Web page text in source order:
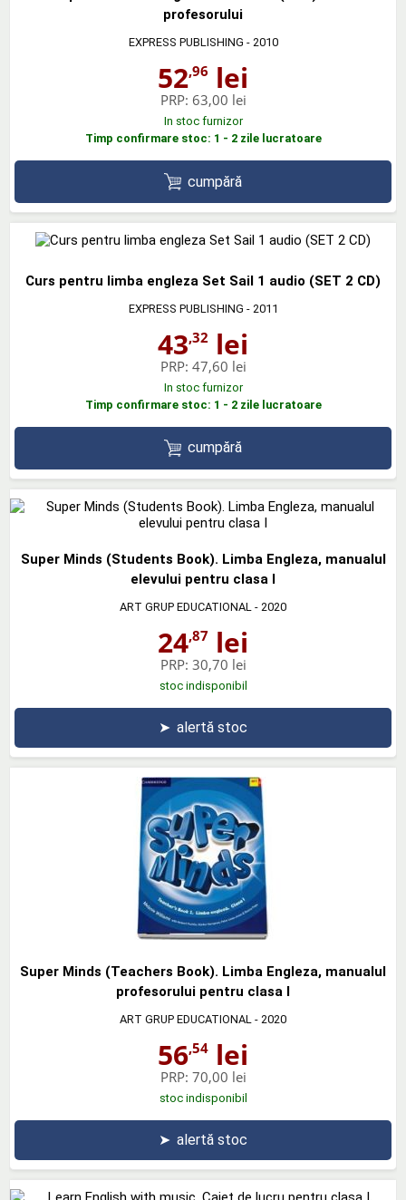
profesorului
EXPRESS PUBLISHING - 2010
52,96 lei
PRP: 63,00 lei
In stoc furnizor
Timp confirmare stoc: 1 - 2 zile lucratoare
cumpără
Curs pentru limba engleza Set Sail 1 audio (SET 2 CD)
EXPRESS PUBLISHING - 2011
43,32 lei
PRP: 47,60 lei
In stoc furnizor
Timp confirmare stoc: 1 - 2 zile lucratoare
cumpără
Super Minds (Students Book). Limba Engleza, manualul
elevului pentru clasa I
ART GRUP EDUCATIONAL - 2020
24,87 lei
PRP: 30,70 lei
stoc indisponibil
➤ alertă stoc
Super Minds (Teachers Book). Limba Engleza, manualul
profesorului pentru clasa I
ART GRUP EDUCATIONAL - 2020
56,54 lei
PRP: 70,00 lei
stoc indisponibil
➤ alertă stoc